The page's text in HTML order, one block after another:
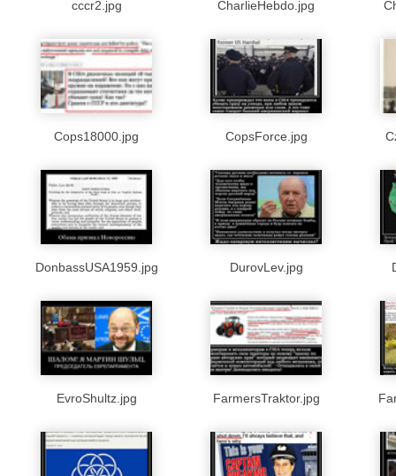
cccr2.jpg CharlieHebdo.jpg
Cops18000.jpg CopsForce.jpg
DonbassUSA1959.jpg DurovLev.jpg
EvroShultz.jpg FarmersTraktor.jpg